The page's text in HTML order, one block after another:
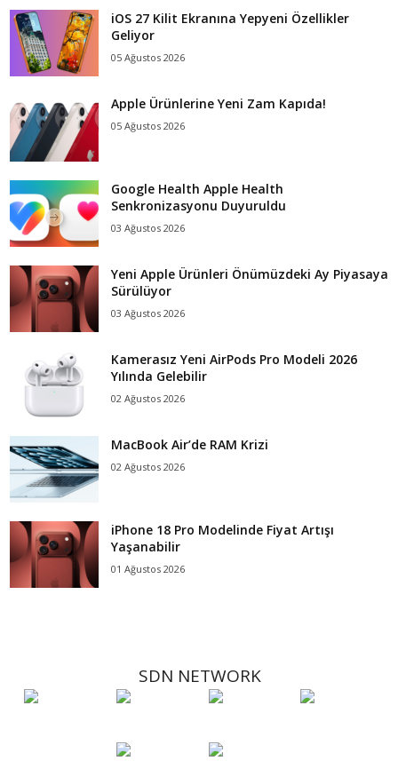
iOS 27 Kilit Ekranına Yepyeni Özellikler
Geliyor
05 Ağustos 2026
Apple Ürünlerine Yeni Zam Kapıda!
05 Ağustos 2026
Google Health Apple Health
Senkronizasyonu Duyuruldu
03 Ağustos 2026
Yeni Apple Ürünleri Önümüzdeki Ay Piyasaya
Sürülüyor
03 Ağustos 2026
Kamerasız Yeni AirPods Pro Modeli 2026
Yılında Gelebilir
02 Ağustos 2026
MacBook Air’de RAM Krizi
02 Ağustos 2026
iPhone 18 Pro Modelinde Fiyat Artışı
Yaşanabilir
01 Ağustos 2026
SDN NETWORK